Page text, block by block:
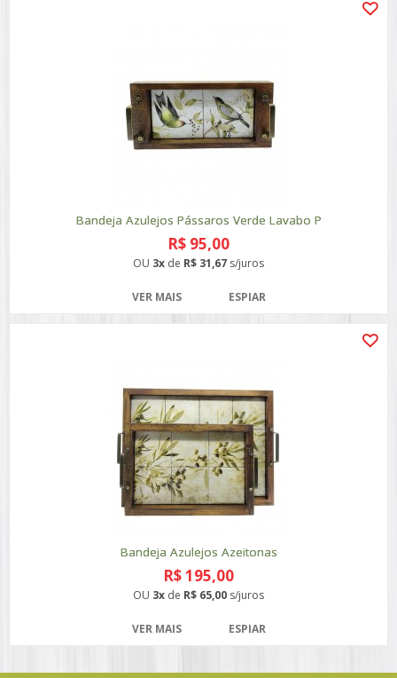
Bandeja Azulejos Pássaros Verde Lavabo P
R$ 95,00
OU 3x de R$ 31,67 s/juros
VER MAIS ESPIAR
Bandeja Azulejos Azeitonas
R$ 195,00
OU 3x de R$ 65,00 s/juros
VER MAIS ESPIAR